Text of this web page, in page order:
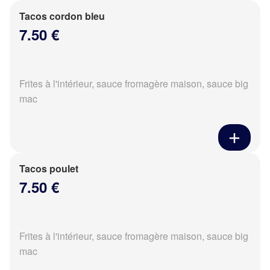
Tacos cordon bleu
7.50 €
Frites à l'intérieur, sauce fromagère maison, sauce big
mac
Tacos poulet
7.50 €
Frites à l'intérieur, sauce fromagère maison, sauce big
mac